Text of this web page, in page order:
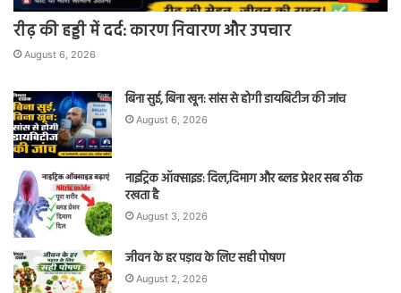
रीढ़ की हड्डी में दर्द: कारण निवारण और उपचार
August 6, 2026
बिना सुई, बिना खून: सांस से होगी डायबिटीज की जांच
August 6, 2026
नाइट्रिक ऑक्साइड: दिल,दिमाग और ब्लड प्रेशर सब ठीक
रखता है
August 3, 2026
जीवन के हर पड़ाव के लिए सही पोषण
August 2, 2026